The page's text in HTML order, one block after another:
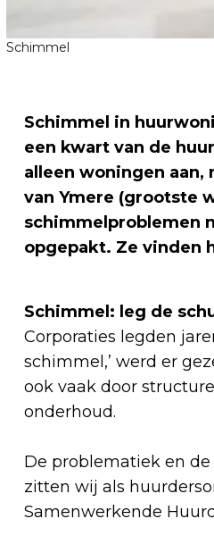
Schimmel
Schimmel in
een kwart van de
alleen woningen
van Ymere (grootste
schimmelproblemen
opgepakt. Ze vinden
Schimmel: leg de
Corporaties legden
schimmel,’ werd er
ook vaak door
onderhoud.
De problematiek en
zitten wij als
Samenwerkende